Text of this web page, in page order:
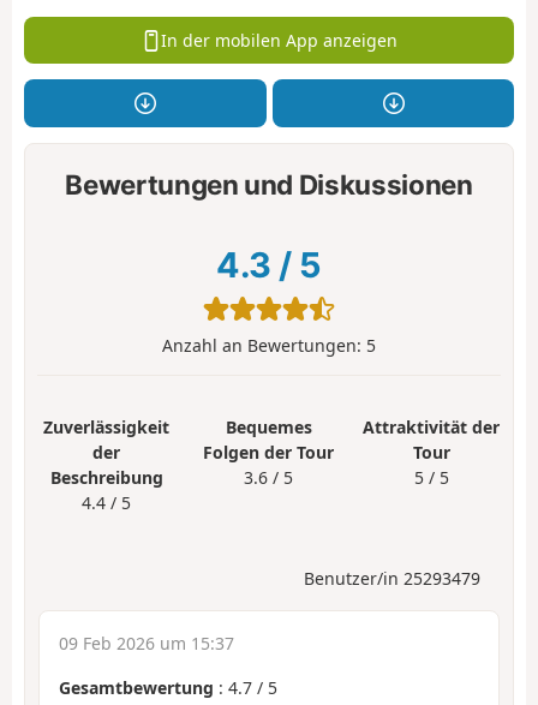
In der mobilen App anzeigen
Bewertungen und Diskussionen
4.3 / 5
Anzahl an Bewertungen: 5
Zuverlässigkeit
der
Beschreibung
4.4 / 5
Bequemes
Folgen der Tour
3.6 / 5
Attraktivität der
Tour
5 / 5
Benutzer/in 25293479
09 Feb 2026 um 15:37
Gesamtbewertung : 4.7 / 5